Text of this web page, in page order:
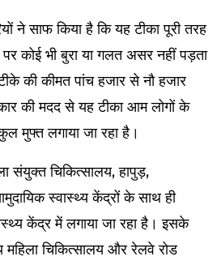
ने साफ किया है कि यह टीका पूरी तरह
कोई भी बुरा या गलत असर नहीं पड़ता
की कीमत पांच हजार से नौ हजार
की मदद से यह टीका आम लोगों के
मुफ्त लगाया जा रहा है।
संयुक्त चिकित्सालय, हापुड़,
स्वास्थ्य केंद्रों के साथ ही
केंद्र में लगाया जा रहा है। इसके
महिला चिकित्सालय और रेलवे रोड